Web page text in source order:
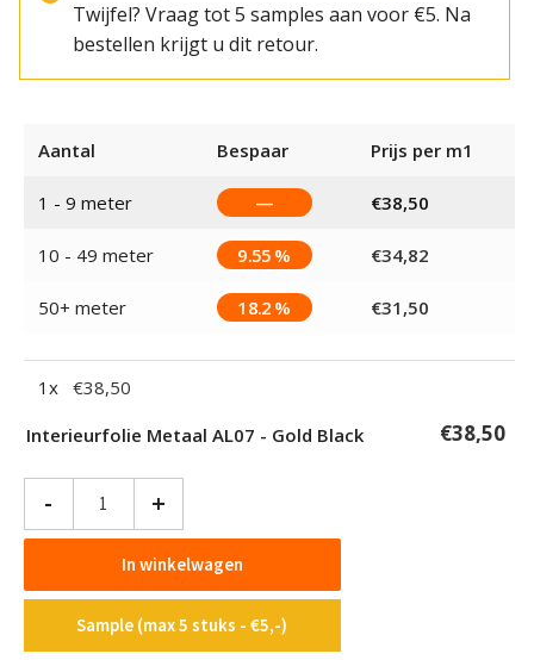
Twijfel? Vraag tot 5 samples aan voor €5. Na
bestellen krijgt u dit retour.
Aantal Bespaar Prijs per m1
1 - 9 meter — €38,50
10 - 49 meter 9.55 % €34,82
50+ meter 18.2 % €31,50
1 x €38,50
Interieurfolie Metaal AL07 - Gold Black
€38,50
-
AL07
Gold
+
In winkelwagen
Sample (max 5 stuks - €5,-)